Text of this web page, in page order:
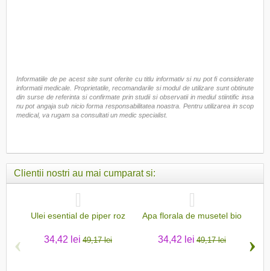
Informatiile de pe acest site sunt oferite cu titlu informativ si nu pot fi considerate
informatii medicale. Proprietatile, recomandarile si modul de utilizare sunt obtinute
din surse de referinta si confirmate prin studii si observatii in mediul stiintific insa
nu pot angaja sub nicio forma responsabilitatea noastra. Pentru utilizarea in scop
medical, va rugam sa consultati un medic specialist.
Clientii nostri au mai cumparat si:
Ulei esential de piper roz
34,42 lei 49,17 lei
Apa florala de musetel bio
34,42 lei 49,17 lei
‹ ›